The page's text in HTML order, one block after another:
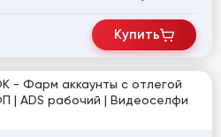
Купить
- Фарм аккаунты с отлегой
| ADS рабочий | Видеоселфи